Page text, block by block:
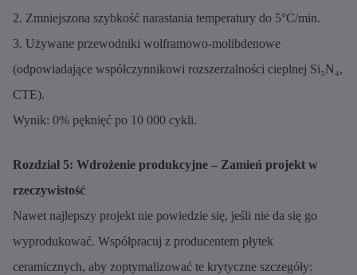
2. Zmniejszona szybkość narastania temperatury do 5°C/min.
3. Używane przewodniki wolframowo-molibdenowe
(odpowiadające współczynnikowi rozszerzalności cieplnej Si₃N₄,
CTE).
Wynik: 0% pęknięć po 10 000 cykli.
Rozdział 5: Wdrożenie produkcyjne – Zamień projekt w
rzeczywistość
Nawet najlepszy projekt nie powiedzie się, jeśli nie da się go
wyprodukować. Współpracuj z producentem płytek
ceramicznych, aby zoptymalizować te krytyczne szczegóły: